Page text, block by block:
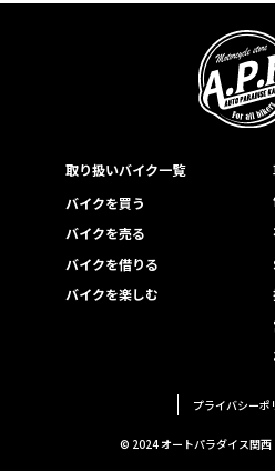
取り扱いバイク一覧
バイクを買う
バイクを売る
バイクを借りる
バイクを楽しむ
プライバシーポ
© 2024 オートパラダイス関西